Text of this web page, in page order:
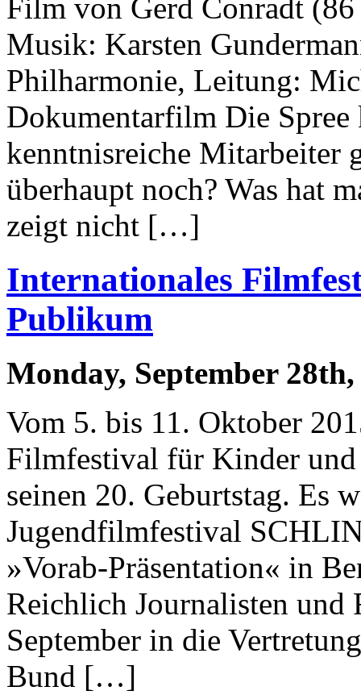
Film von Gerd Conradt
Musik: Karsten
Philharmonie, Leitung:
Dokumentarfilm Die Spree
kenntnisreiche Mitarbeiter
überhaupt noch? Was hat
zeigt nicht […]
Internationales
Publikum
Monday, September 28th,
Vom 5. bis 11. Oktober
Filmfestival für Kinder
seinen 20. Geburtstag. Es
Jugendfilmfestival
»Vorab-Präsentation« in
Reichlich Journalisten und
September in die
Bund […]